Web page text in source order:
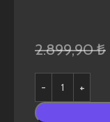
2.899,90₺